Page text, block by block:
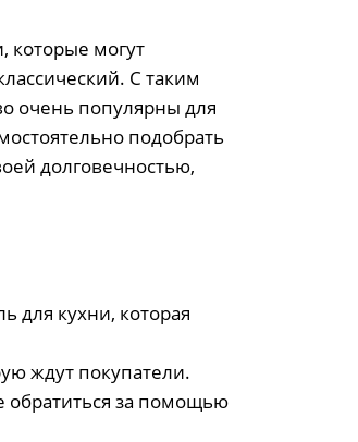
могут
С таким
очень популярны для
подобрать
долговечностью,
кухни, которая
ждут покупатели.
обратиться за помощью